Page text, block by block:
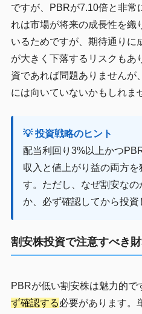
ですが、PBRが7.10倍と非常
れは市場が将来の成長性を織
いるためですが、期待通りに
が大きく下落するリスクもあ
資であれば問題ありませんが
には向いていないかもしれま
💡 投資戦略のヒント
配当利回り3%以上かつ
収入と値上がり益の両方
す。ただし、なぜ割安な
か、必ず確認してから投資
割安株投資で注意すべき
PBRが低い割安株は魅力的で
ず確認する必要があります。